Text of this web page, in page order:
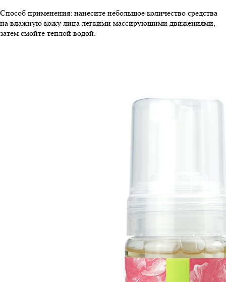
Способ применения: нанесите небольшое количество средства
на влажную кожу лица легкими массирующими движениями,
затем смойте теплой водой.